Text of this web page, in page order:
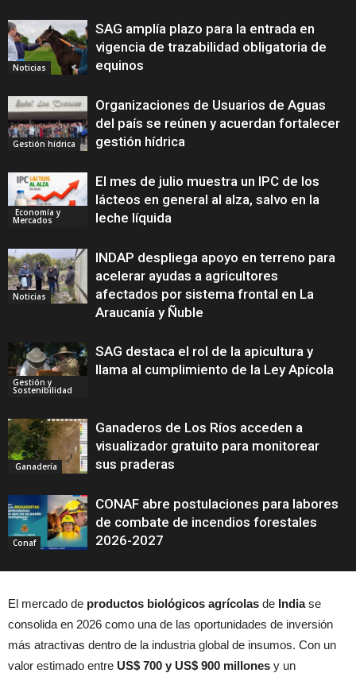
Noticias
SAG amplía plazo para la entrada en
vigencia de trazabilidad obligatoria de
equinos
Gestión hídrica
Organizaciones de Usuarios de Aguas
del país se reúnen y acuerdan fortalecer
gestión hídrica
Economía y
Mercados
El mes de julio muestra un IPC de los
lácteos en general al alza, salvo en la
leche líquida
Noticias
INDAP despliega apoyo en terreno para
acelerar ayudas a agricultores
afectados por sistema frontal en La
Araucanía y Ñuble
Gestión y
Sostenibilidad
SAG destaca el rol de la apicultura y
llama al cumplimiento de la Ley Apícola
Ganadería
Ganaderos de Los Ríos acceden a
visualizador gratuito para monitorear
sus praderas
Conaf
CONAF abre postulaciones para labores
de combate de incendios forestales
2026-2027
El mercado de productos biológicos agrícolas de Indiase
consolida en 2026 como una de las oportunidades de inversión
más atractivas dentro de la industria global de insumos. Con un
valor estimado entre US$ 700 y US$ 900 millones y un